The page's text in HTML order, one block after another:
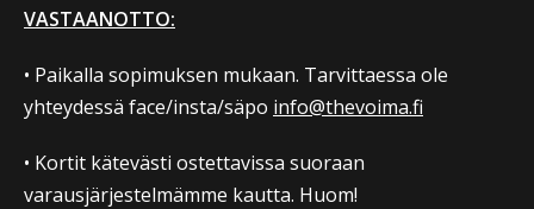
VASTAANOTTO:
• Paikalla sopimuksen mukaan. Tarvittaessa ole
yhteydessä face/insta/säpo info@thevoima.fi
• Kortit kätevästi ostettavissa suoraan
varausjärjestelmämme kautta. Huom!